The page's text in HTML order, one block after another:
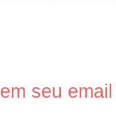
em seu